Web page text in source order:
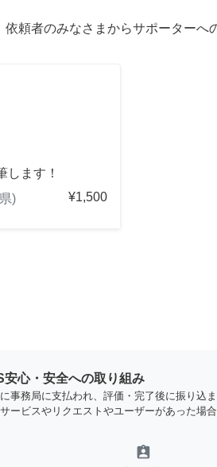
依頼者のみなさまからサポーターへ
します！
)
¥1,500
安心・安全への取り組み
事務局に支払われ、評価・完了後に振り込
ービスやリクエストやユーザーがあった場合
assignment_ind